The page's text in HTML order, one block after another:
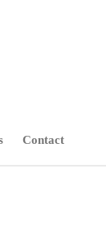
Contact